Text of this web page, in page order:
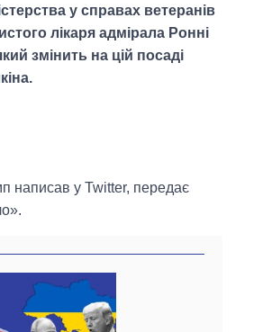
у справах ветеранів
лікаря адмірала Ронні
змінить на цій посаді
написав у Twitter, передає